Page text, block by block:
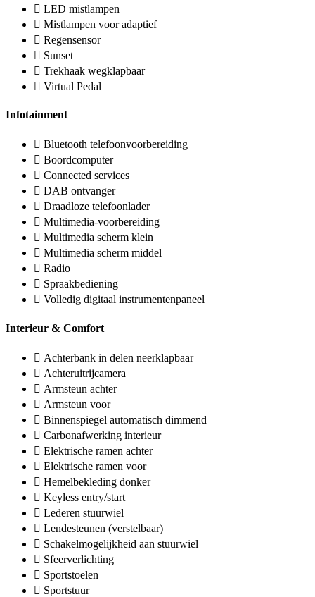
LED mistlampen
Mistlampen voor adaptief
Regensensor
Sunset
Trekhaak wegklapbaar
Virtual Pedal
Infotainment
Bluetooth telefoonvoorbereiding
Boordcomputer
Connected services
DAB ontvanger
Draadloze telefoonlader
Multimedia-voorbereiding
Multimedia scherm klein
Multimedia scherm middel
Radio
Spraakbediening
Volledig digitaal instrumentenpaneel
Interieur & Comfort
Achterbank in delen neerklapbaar
Achteruitrijcamera
Armsteun achter
Armsteun voor
Binnenspiegel automatisch dimmend
Carbonafwerking interieur
Elektrische ramen achter
Elektrische ramen voor
Hemelbekleding donker
Keyless entry/start
Lederen stuurwiel
Lendesteunen (verstelbaar)
Schakelmogelijkheid aan stuurwiel
Sfeerverlichting
Sportstoelen
Sportstuur